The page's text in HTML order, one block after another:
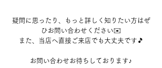
疑問に思ったり、もっと詳しく知りたい方はぜ
ひお問い合わせください✉️
また、当店へ直接ご来店でも大丈夫です🎵
お問い合わせお待ちしております♪